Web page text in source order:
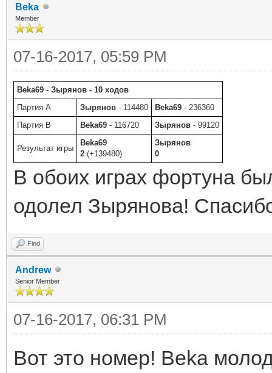
Beka
Member
07-16-2017, 05:59 PM
Beka69 - Зырянов - 10 ходов
Партия A
Зырянов - 114480 Beka69 - 236360
Партия B
Beka69 - 116720 Зырянов - 99120
Результат игры
Beka69
2 (+139480)
Зырянов
0
В обоих играх фортуна
одолел Зырянова!
Find
Andrew
Senior Member
07-16-2017, 06:31 PM
Вот это номер! Beka